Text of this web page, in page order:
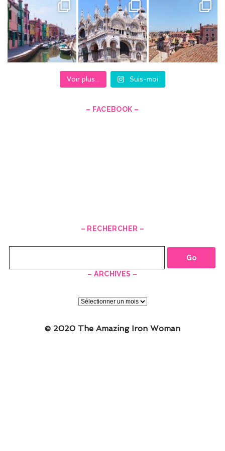
Voir plus... Suis-moi
– FACEBOOK –
– RECHERCHER –
– ARCHIVES –
–
ARCHIVES
© 2020 The Amazing Iron Woman